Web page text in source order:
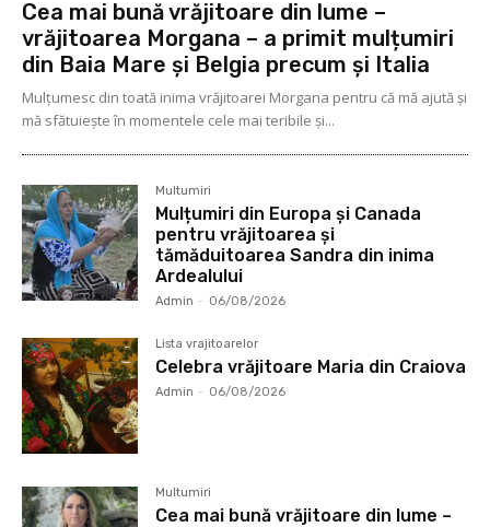
Cea mai bună vrăjitoare din lume –
vrăjitoarea Morgana – a primit mulțumiri
din Baia Mare și Belgia precum și Italia
Mulţumesc din toată inima vrăjitoarei Morgana pentru că mă ajută și
mă sfătuiește în momentele cele mai teribile și...
Multumiri
Mulțumiri din Europa și Canada
pentru vrăjitoarea și
tămăduitoarea Sandra din inima
Ardealului
Admin - 06/08/2026
Lista vrajitoarelor
Celebra vrăjitoare Maria din Craiova
Admin - 06/08/2026
Multumiri
Cea mai bună vrăjitoare din lume –